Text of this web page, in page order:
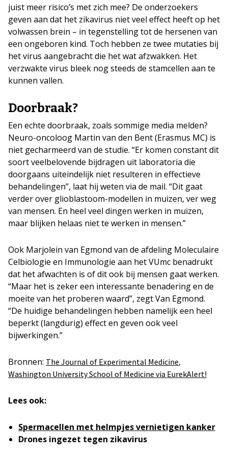
juist meer risico’s met zich mee? De onderzoekers
geven aan dat het zikavirus niet veel effect heeft op het
volwassen brein – in tegenstelling tot de hersenen van
een ongeboren kind. Toch hebben ze twee mutaties bij
het virus aangebracht die het wat afzwakken. Het
verzwakte virus bleek nog steeds de stamcellen aan te
kunnen vallen.
Doorbraak?
Een echte doorbraak, zoals sommige media melden?
Neuro-oncoloog Martin van den Bent (Erasmus MC) is
niet gecharmeerd van de studie. “Er komen constant dit
soort veelbelovende bijdragen uit laboratoria die
doorgaans uiteindelijk niet resulteren in effectieve
behandelingen”, laat hij weten via de mail. “Dit gaat
verder over glioblastoom-modellen in muizen, ver weg
van mensen. En heel veel dingen werken in muizen,
maar blijken helaas niet te werken in mensen.”
Ook Marjolein van Egmond van de afdeling Moleculaire
Celbiologie en Immunologie aan het VUmc benadrukt
dat het afwachten is of dit ook bij mensen gaat werken.
“Maar het is zeker een interessante benadering en de
moeite van het proberen waard”, zegt Van Egmond.
“De huidige behandelingen hebben namelijk een heel
beperkt (langdurig) effect en geven ook veel
bijwerkingen.”
Bronnen: The Journal of Experimental Medicine,
Washington University School of Medicine via EurekAlert!
Lees ook:
Spermacellen met helmpjes vernietigen kanker
Drones ingezet tegen zikavirus